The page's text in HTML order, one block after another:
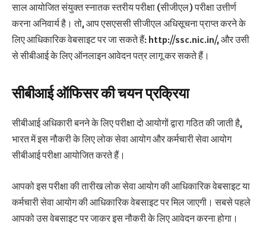
साल आयोजित संयुक्त स्नातक स्तरीय परीक्षा (सीजीएल) परीक्षा उत्तीर्ण
करना अनिवार्य है। तो, आप एसएससी सीजीएल अधिसूचना प्राप्त करने के
लिए आधिकारिक वेबसाइट पर जा सकते हैं: http://ssc.nic.in/, और उसी
से सीबीआई के लिए ऑनलाइन आवेदन पत्र लागू कर सकते हैं।
सीबीआई ऑफिसर की चयन प्रक्रिया
सीबीआई अधिकारी बनने के लिए परीक्षा दो आयोगों द्वारा गठित की जाती है,
भारत में इस नौकरी के लिए लोक सेवा आयोग और कर्मचारी सेवा आयोग
सीबीआई परीक्षा आयोजित करते हैं।
आपको इस परीक्षा की तारीख लोक सेवा आयोग की आधिकारिक वेबसाइट या
कर्मचारी सेवा आयोग की आधिकारिक वेबसाइट पर मिल जाएगी। सबसे पहले
आपको उस वेबसाइट पर जाकर इस नौकरी के लिए आवेदन करना होगा।